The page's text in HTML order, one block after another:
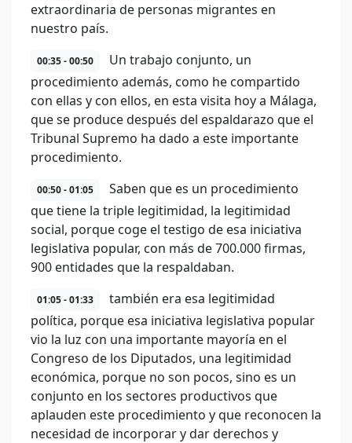
extraordinaria de personas migrantes en
nuestro país.
00:35 - 00:50
Un trabajo conjunto, un
procedimiento además, como he compartido
con ellas y con ellos, en esta visita hoy a Málaga,
que se produce después del espaldarazo que el
Tribunal Supremo ha dado a este importante
procedimiento.
00:50 - 01:05
Saben que es un procedimiento
que tiene la triple legitimidad, la legitimidad
social, porque coge el testigo de esa iniciativa
legislativa popular, con más de 700.000 firmas,
900 entidades que la respaldaban.
01:05 - 01:33
también era esa legitimidad
política, porque esa iniciativa legislativa popular
vio la luz con una importante mayoría en el
Congreso de los Diputados, una legitimidad
económica, porque no son pocos, sino es un
conjunto en los sectores productivos que
aplauden este procedimiento y que reconocen la
necesidad de incorporar y dar derechos y